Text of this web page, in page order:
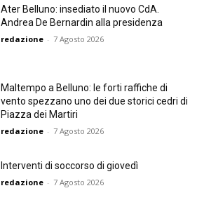
Ater Belluno: insediato il nuovo CdA.
Andrea De Bernardin alla presidenza
redazione - 7 Agosto 2026
Maltempo a Belluno: le forti raffiche di
vento spezzano uno dei due storici cedri di
Piazza dei Martiri
redazione - 7 Agosto 2026
Interventi di soccorso di giovedì
redazione - 7 Agosto 2026